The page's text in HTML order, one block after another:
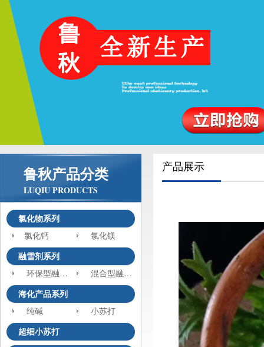
鲁秋产品分类
LUQIU PRODUCTS
氯化物系列
氯化钙 氯化镁
融雪剂系列
环保型融雪剂 混合型融雪剂
海化产品系列
纯碱 小苏打
超细小苏打
产品展示